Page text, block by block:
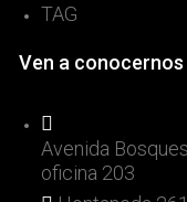
TAG
Ven a conocernos
Avenida
oficina 203